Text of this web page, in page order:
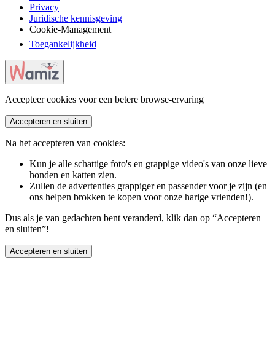
Privacy
Juridische kennisgeving
Cookie-Management
Toegankelijkheid
Accepteer cookies voor een betere browse-ervaring
Accepteren en sluiten
Na het accepteren van cookies:
Kun je alle schattige foto's en grappige video's van onze lieve
honden en katten zien.
Zullen de advertenties grappiger en passender voor je zijn (en
ons helpen brokken te kopen voor onze harige vrienden!).
Dus als je van gedachten bent veranderd, klik dan op “Accepteren
en sluiten”!
Accepteren en sluiten